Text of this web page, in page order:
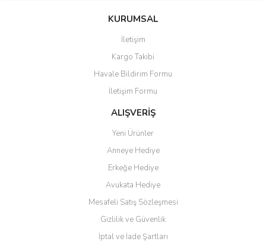
KURUMSAL
İletişim
Kargo Takibi
Havale Bildirim Formu
İletişim Formu
ALIŞVERİŞ
Yeni Ürünler
Anneye Hediye
Erkeğe Hediye
Avukata Hediye
Mesafeli Satış Sözleşmesi
Gizlilik ve Güvenlik
İptal ve İade Şartları